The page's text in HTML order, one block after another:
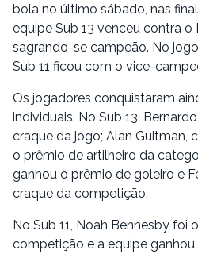
bola no último sábado, nas
equipe Sub 13 venceu contra o
sagrando-se campeão. No
Sub 11 ficou com o vice-
Os jogadores conquistaram
individuais. No Sub 13,
craque da jogo; Alan Guitman,
o prêmio de artilheiro da
ganhou o prêmio de goleiro e
craque da competição.
No Sub 11, Noah Bennesby foi
competição e a equipe ganhou